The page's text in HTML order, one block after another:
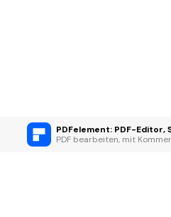
PDFelement: PDF-Editor,
PDF bearbeiten, mit